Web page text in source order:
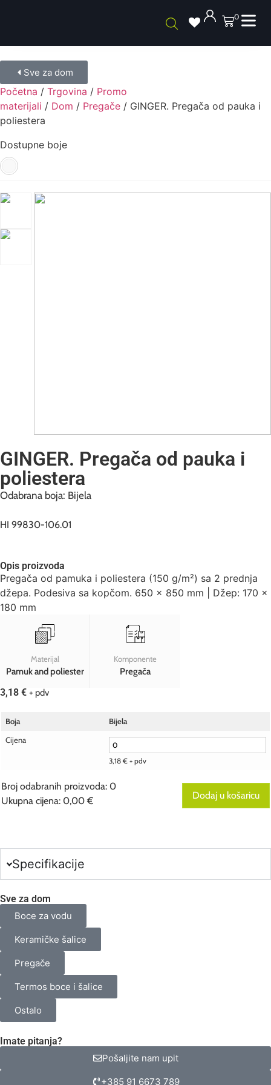
0
Sve za dom
Početna / Trgovina / Promo
materijali / Dom / Pregače / GINGER. Pregača od pauka i
poliestera
Dostupne boje
GINGER. Pregača od pauka i
poliestera
Odabrana boja: Bijela
HI 99830-106.01
Opis proizvoda
Pregača od pamuka i poliestera (150 g/m²) sa 2 prednja
džepa. Podesiva sa kopčom. 650 x 850 mm | Džep: 170 x
180 mm
Materijal
Pamuk and poliester
Komponente
Pregača
3,18 € + pdv
Boja
Bijela
Cijena
3,18 € + pdv
Broj odabranih proizvoda: 0
Ukupna cijena: 0,00 €
Your
total
0,00 €
Dodaj u košaricu
Specifikacije
Sve za dom
Boce za vodu
Keramičke šalice
Pregače
Termos boce i šalice
Ostalo
Imate pitanja?
Pošaljite nam upit
+385 91 6673 789